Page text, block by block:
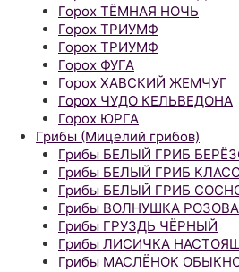
Горох ТЁМНАЯ НОЧЬ
Горох ТРИУМФ
Горох ТРИУМФ
Горох ФУГА
Горох ХАВСКИЙ ЖЕМЧУГ
Горох ЧУДО КЕЛЬВЕДОНА
Горох ЮРГА
Грибы (Мицелий грибов)
Грибы БЕЛЫЙ ГРИБ
Грибы БЕЛЫЙ ГРИБ
Грибы БЕЛЫЙ ГРИБ
Грибы ВОЛНУШКА
Грибы ГРУЗДЬ ЧЁРНЫЙ
Грибы ЛИСИЧКА
Грибы МАСЛЁНОК